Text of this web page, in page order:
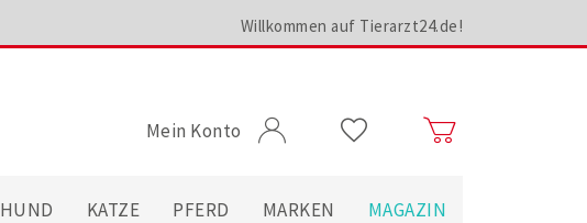
Willkommen auf Tierarzt24.de!
Mein Konto
HUND KATZE PFERD MARKEN MAGAZIN